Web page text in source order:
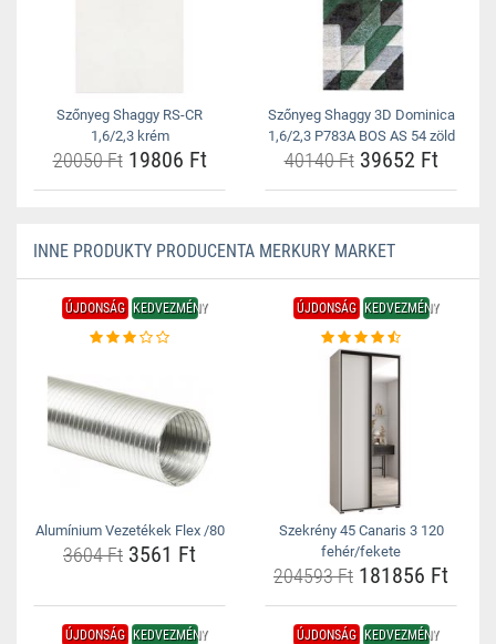
Szőnyeg Shaggy RS-CR
1,6/2,3 krém
20050 Ft19806 Ft
Szőnyeg Shaggy 3D Dominica
1,6/2,3 P783A BOS AS 54 zöld
40140 Ft39652 Ft
INNE PRODUKTY PRODUCENTA MERKURY MARKET
ÚJDONSÁG KEDVEZMÉNY
Alumínium Vezetékek Flex /80
3604 Ft 3561 Ft
ÚJDONSÁG KEDVEZMÉNY
Szekrény 45 Canaris 3 120
fehér/fekete
204593 Ft 181856 Ft
ÚJDONSÁG KEDVEZMÉNY ÚJDONSÁG KEDVEZMÉNY